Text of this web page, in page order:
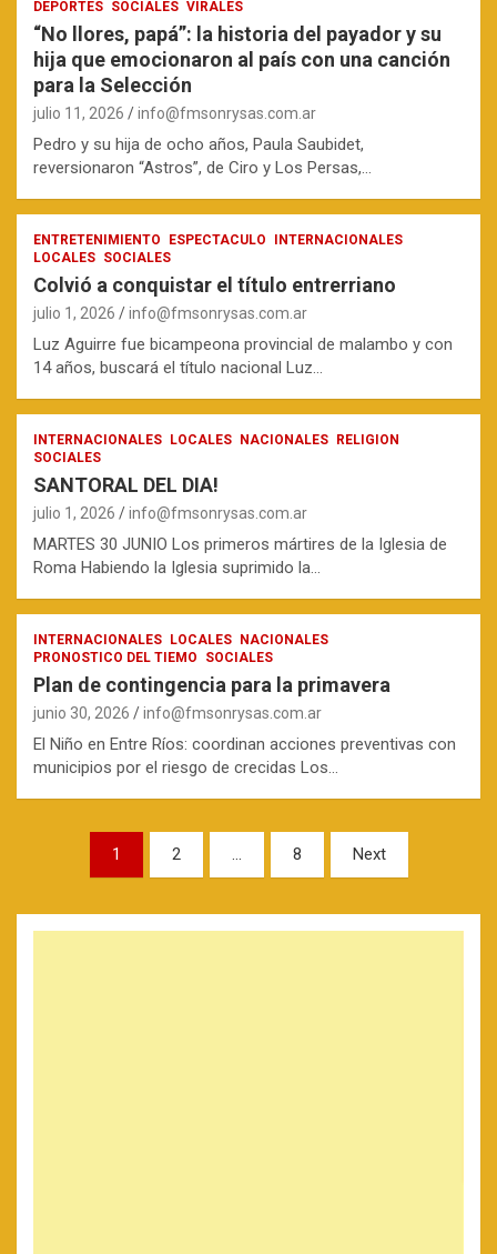
DEPORTES SOCIALES VIRALES
“No llores, papá”: la historia del payador y su
hija que emocionaron al país con una canción
para la Selección
julio 11, 2026 info@fmsonrysas.com.ar
Pedro y su hija de ocho años, Paula Saubidet,
reversionaron “Astros”, de Ciro y Los Persas,…
ENTRETENIMIENTO ESPECTACULO
INTERNACIONALES
LOCALES SOCIALES
Colvió a conquistar el título entrerriano
julio 1, 2026 info@fmsonrysas.com.ar
Luz Aguirre fue bicampeona provincial de malambo y con
14 años, buscará el título nacional Luz…
INTERNACIONALES LOCALES NACIONALES
RELIGION
SOCIALES
SANTORAL DEL DIA!
julio 1, 2026 info@fmsonrysas.com.ar
MARTES 30 JUNIO Los primeros mártires de la Iglesia de
Roma Habiendo la Iglesia suprimido la…
INTERNACIONALES LOCALES
NACIONALES
PRONOSTICO DEL TIEMO
SOCIALES
Plan de contingencia para la primavera
junio 30, 2026 info@fmsonrysas.com.ar
El Niño en Entre Ríos: coordinan acciones preventivas con
municipios por el riesgo de crecidas Los…
Paginación
entradas
1 2 … 8 Next